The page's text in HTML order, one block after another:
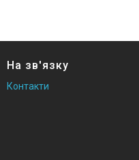
На зв'язку
Контакти